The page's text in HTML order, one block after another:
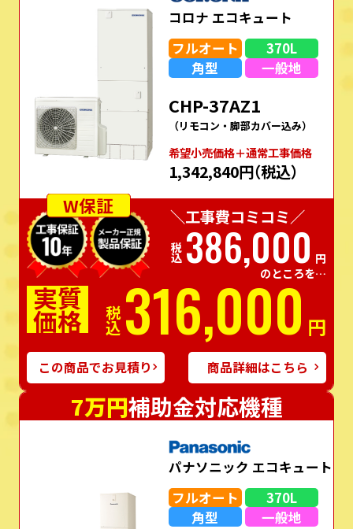
コロナ エコキュート
フルオート
370L
角型
一般地
CHP-37AZ1
（リモコン・脚部カバー込み）
希望⼩売価格＋通常⼯事価格
1,342,840円（税込）
W保証
＼工事費コミコミ／
税込 386,000 円
のところを…
実質
価格 税込316,000 円
この商品でお見積り 商品詳細はこちら
7万円補助金対応機種
パナソニック エコキュート
フルオート
370L
角型
一般地